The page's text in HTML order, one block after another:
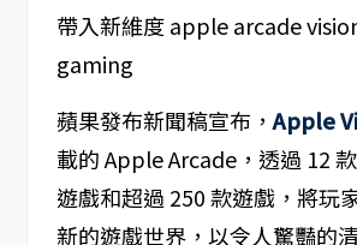
蘋果發布新聞稿宣布，Apple
載的 Apple Arcade，透過 12
遊戲和超過 250 款遊戲，將玩
新的遊戲世界，以令人驚豔的